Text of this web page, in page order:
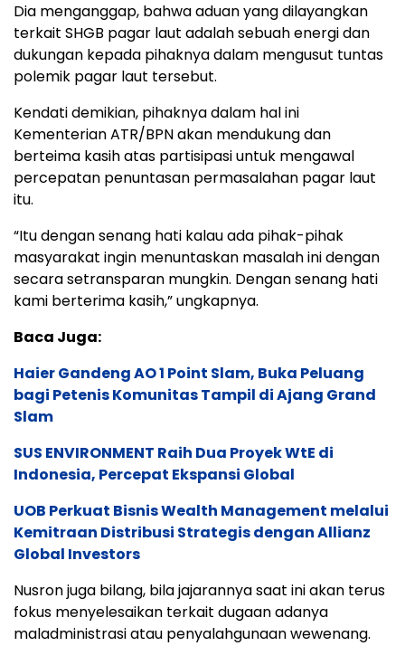
Dia menganggap, bahwa aduan yang dilayangkan
terkait SHGB pagar laut adalah sebuah energi dan
dukungan kepada pihaknya dalam mengusut tuntas
polemik pagar laut tersebut.
Kendati demikian, pihaknya dalam hal ini
Kementerian ATR/BPN akan mendukung dan
berteima kasih atas partisipasi untuk mengawal
percepatan penuntasan permasalahan pagar laut
itu.
“Itu dengan senang hati kalau ada pihak-pihak
masyarakat ingin menuntaskan masalah ini dengan
secara setransparan mungkin. Dengan senang hati
kami berterima kasih,” ungkapnya.
Baca Juga:
Haier Gandeng AO 1 Point Slam, Buka Peluang
bagi Petenis Komunitas Tampil di Ajang Grand
Slam
SUS ENVIRONMENT Raih Dua Proyek WtE di
Indonesia, Percepat Ekspansi Global
UOB Perkuat Bisnis Wealth Management melalui
Kemitraan Distribusi Strategis dengan Allianz
Global Investors
Nusron juga bilang, bila jajarannya saat ini akan terus
fokus menyelesaikan terkait dugaan adanya
maladministrasi atau penyalahgunaan wewenang.